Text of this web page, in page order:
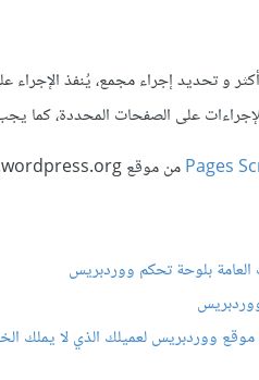
و تحديد إجراء مجمع، يُنفذ الإجراء
للإجراءات على الصفحات المحددة،
Pagesمن موقع wordpress.org.
بلوحة تحكم ووردبريس
ووردبريس لعميلك الذي لا يملك